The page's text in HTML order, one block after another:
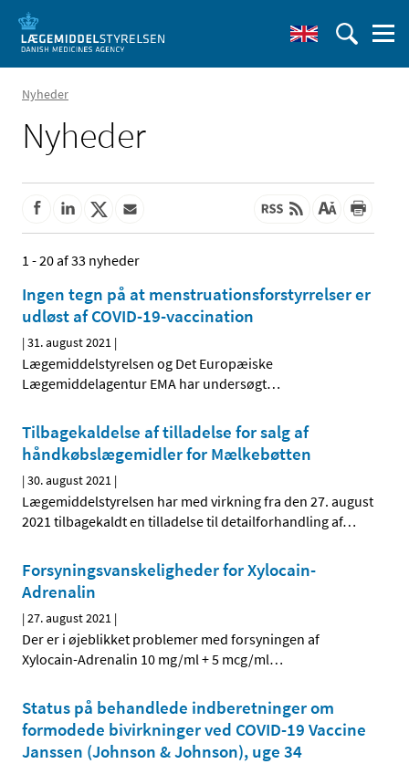
Nyheder
Nyheder
1 - 20 af 33 nyheder
Ingen tegn på at menstruationsforstyrrelser er
udløst af COVID-19-vaccination
|31. august 2021 |
Lægemiddelstyrelsen og Det Europæiske
Lægemiddelagentur EMA har undersøgt…
Tilbagekaldelse af tilladelse for salg af
håndkøbslægemidler for Mælkebøtten
|30. august 2021 |
Lægemiddelstyrelsen har med virkning fra den 27. august
2021 tilbagekaldt en tilladelse til detailforhandling af…
Forsyningsvanskeligheder for Xylocain-
Adrenalin
|27. august 2021 |
Der er i øjeblikket problemer med forsyningen af
Xylocain-Adrenalin 10 mg/ml + 5 mcg/ml…
Status på behandlede indberetninger om
formodede bivirkninger ved COVID-19 Vaccine
Janssen (Johnson & Johnson), uge 34